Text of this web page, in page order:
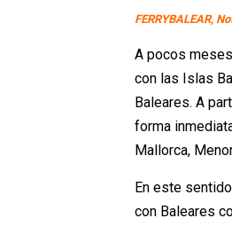
FERRYBALEAR,
A pocos
con las Islas
Baleares. A
forma
Mallorca,
En este
con Baleares